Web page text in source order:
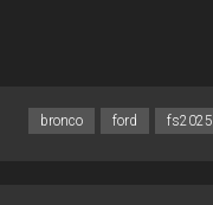
bronco ford fs2025